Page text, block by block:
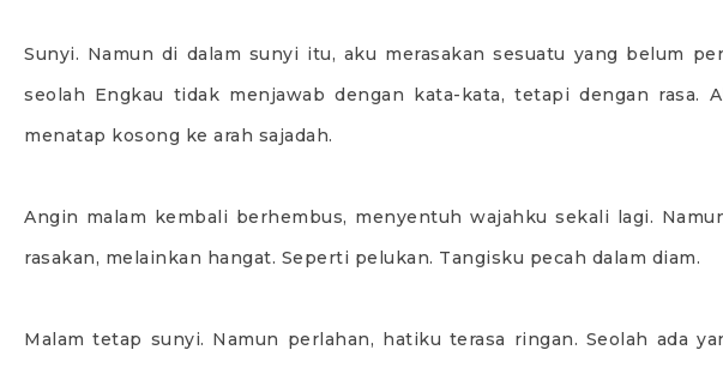
Sunyi. Namun di dalam sunyi itu, aku merasakan sesuatu yang belum
seolah Engkau tidak menjawab dengan kata-kata, tetapi dengan rasa.
menatap kosong ke arah sajadah.
Angin malam kembali berhembus, menyentuh wajahku sekali lagi.
rasakan, melainkan hangat. Seperti pelukan. Tangisku pecah dalam diam.
Malam tetap sunyi. Namun perlahan, hatiku terasa ringan. Seolah ada